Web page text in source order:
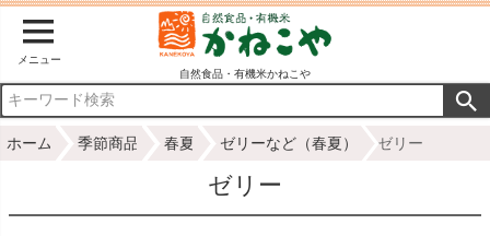
メニュー
自然食品・有機米かねこや
ホーム 季節商品 春夏 ゼリーなど（春夏） ゼリー
ゼリー